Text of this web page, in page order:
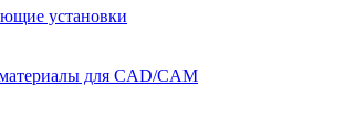
установки
для CAD/CAM